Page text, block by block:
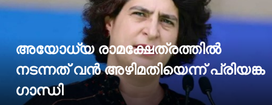
അയോധ്യ രാമക്ഷേത്രത്തില്‍
നടന്നത് വന്‍ അഴിമതിയെന്ന് പ്രിയങ്ക
ഗാന്ധി